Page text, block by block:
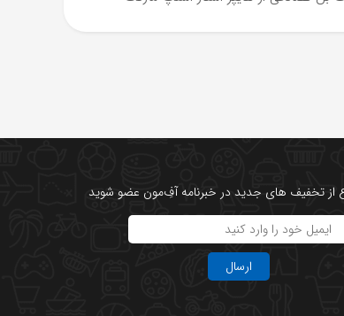
از تخفیف های جدید در خبرنامه آفِ‌مون عضو شوید
ارسال